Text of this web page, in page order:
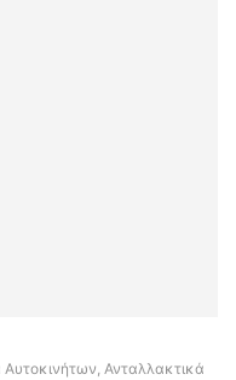
Αυτοκινήτων, Ανταλλακτικά